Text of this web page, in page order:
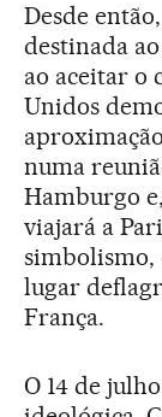
Desde
destinada
ao aceitar o
Unidos
numa
Hamburgo
viajará a
simbolismo,
lugar
França.
O 14 de